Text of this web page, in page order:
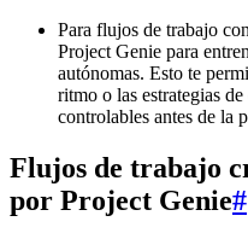
Para flujos de trabajo
Project Genie para
autónomas. Esto te
ritmo o las estrategias
controlables antes de la
Flujos de trabajo
por Project Genie#